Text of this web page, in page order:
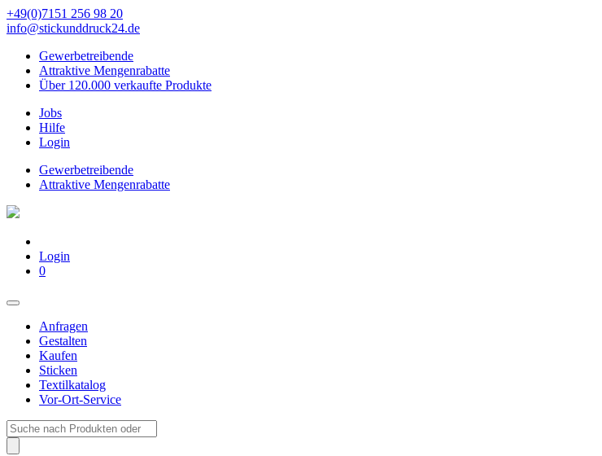
+49(0)7151 256 98 20‬
info@stickunddruck24.de
Gewerbetreibende
Attraktive Mengenrabatte
Über 120.000 verkaufte Produkte
Jobs
Hilfe
Login
Gewerbetreibende
Attraktive Mengenrabatte
Login
0
Anfragen
Gestalten
Kaufen
Sticken
Textilkatalog
Vor-Ort-Service
Suche
nach: